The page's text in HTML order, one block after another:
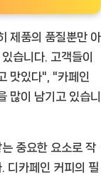
제품의 품질뿐만 아
습니다. 고객들이
맛있다", "카페인
많이 남기고 있습니
중요한 요소로 작
디카페인 커피의 필